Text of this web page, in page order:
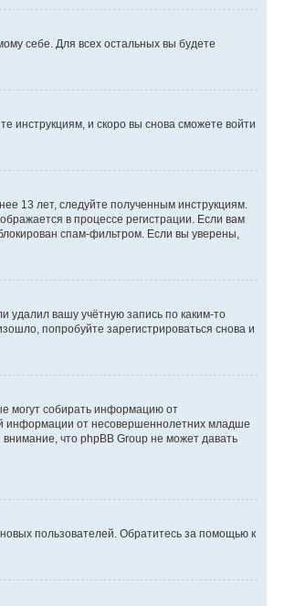
себе. Для всех остальных вы будете
инструкциям, и скоро вы снова сможете войти
13 лет, следуйте полученным инструкциям.
в процессе регистрации. Если вам
спам-фильтром. Если вы уверены,
удалил вашу учётную запись по каким-то
попробуйте зарегистрироваться снова и
могут собирать информацию от
информации от несовершеннолетних младше
что phpBB Group не может давать
пользователей. Обратитесь за помощью к